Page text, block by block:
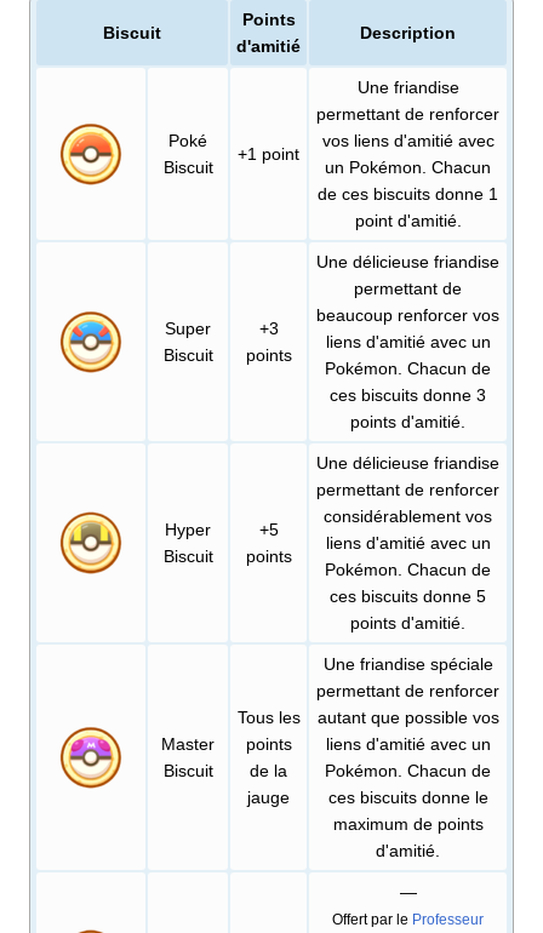
Biscuit
Points
d'amitié
Description
Poké
Biscuit
+1 point
Une friandise
permettant de renforcer
vos liens d'amitié avec
un Pokémon. Chacun
de ces biscuits donne 1
point d'amitié.
Super
Biscuit
+3
points
Une délicieuse friandise
permettant de
beaucoup renforcer vos
liens d'amitié avec un
Pokémon. Chacun de
ces biscuits donne 3
points d'amitié.
Hyper
Biscuit
+5
points
Une délicieuse friandise
permettant de renforcer
considérablement vos
liens d'amitié avec un
Pokémon. Chacun de
ces biscuits donne 5
points d'amitié.
Master
Biscuit
Tous les
points
de la
jauge
Une friandise spéciale
permettant de renforcer
autant que possible vos
liens d'amitié avec un
Pokémon. Chacun de
ces biscuits donne le
maximum de points
d'amitié.
—
Offert par le Professeur